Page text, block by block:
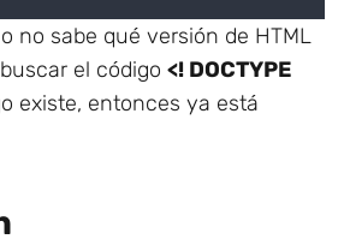
no sabe qué versión de HTML
el código <! DOCTYPE
existe, entonces ya está